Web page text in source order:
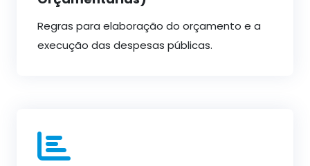
Regras para elaboração do orçamento e a
execução das despesas públicas.